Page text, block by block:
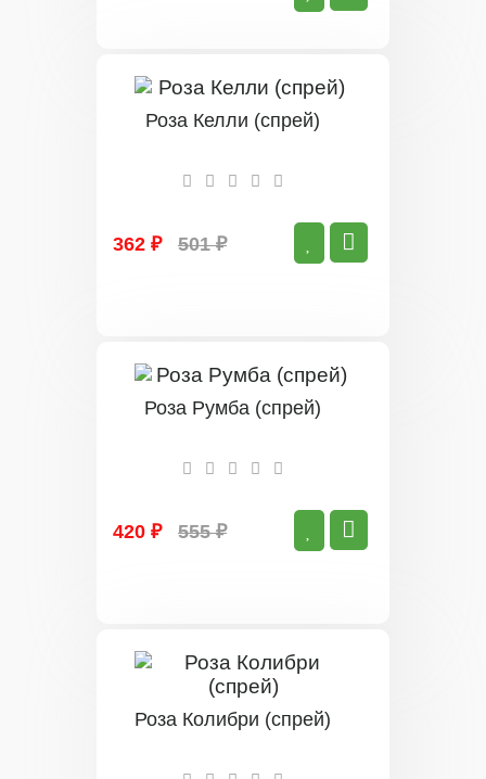
Роза Келли (спрей)
362 ₽ 501 ₽
Роза Румба (спрей)
420 ₽ 555 ₽
Роза Колибри (спрей)